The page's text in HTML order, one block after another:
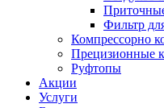
Фильтр
Компрессорно
Прецизионные
Руфтопы
Акции
Услуги